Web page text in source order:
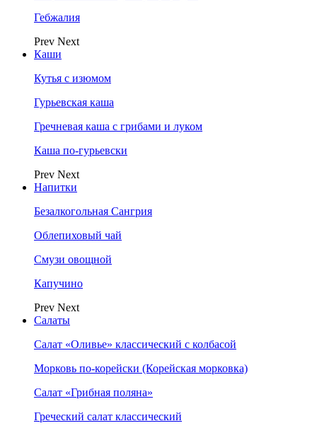
Гебжалия
Prev Next
Каши
Кутья с изюмом
Гурьевская каша
Гречневая каша с грибами и луком
Каша по-гурьевски
Prev Next
Напитки
Безалкогольная Сангрия
Облепиховый чай
Смузи овощной
Капучино
Prev Next
Салаты
Салат «Оливье» классический с колбасой
Морковь по-корейски (Корейская морковка)
Салат «Грибная поляна»
Греческий салат классический